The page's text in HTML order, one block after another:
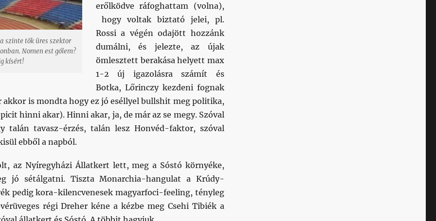
szinte tök üres szektor
Nomen est gólem?
kísért!
erőlködve ráfoghattam (volna),
hogy voltak biztató jelei, pl.
Rossi a végén odajött hozzánk
dumálni, és jelezte, az újak
ömlesztett berakása helyett max
1-2 új igazolásra számít és
Botka, Lőrinczy kezdeni fognak
akkor is mondta hogy ez jó eséllyel bullshit meg politika,
hinni akar). Hinni akar, ja, de már az se megy. Szóval
talán tavasz-érzés, talán lesz Honvéd-faktor, szóval
ebből a napból.
az Nyíregyházi Állatkert lett, meg a Sóstó környéke,
jó sétálgatni. Tiszta Monarchia-hangulat a Krúdy-
pedig kora-kilencvenesek magyarfoci-feeling, tényleg
régi Dreher kéne a kézbe meg Csehi Tibiék a